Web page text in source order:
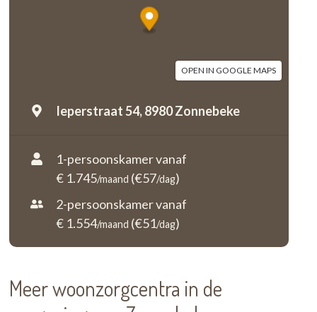
OPEN IN GOOGLE MAPS
Ieperstraat 54,8980 Zonnebeke
1-persoonskamer vanaf
€ 1.745/maand (€57/dag)
2-persoonskamer vanaf
€ 1.554/maand (€51/dag)
Meer woonzorgcentra in de